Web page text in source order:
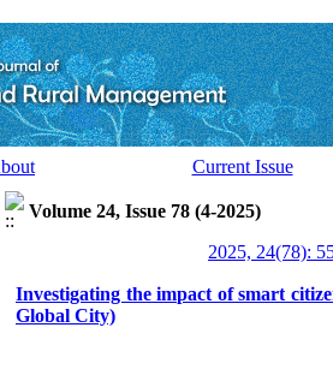
Current Issue
Volume 24, Issue 78 (4-2025)
2025, 24(78):
Investigating the impact of smart
Global City)